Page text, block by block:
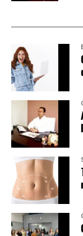
do mercado
Certificadora e
Sobre a
A Agrinvest
mercado e
conectando
financeiro por
em commodities
De-qi (Chinês:
refere a uma
formigamento
sensação não
acuponto não
não foi inserida
manipulação
imediatamente
várias técnicas
empregadas
tremer.[61]